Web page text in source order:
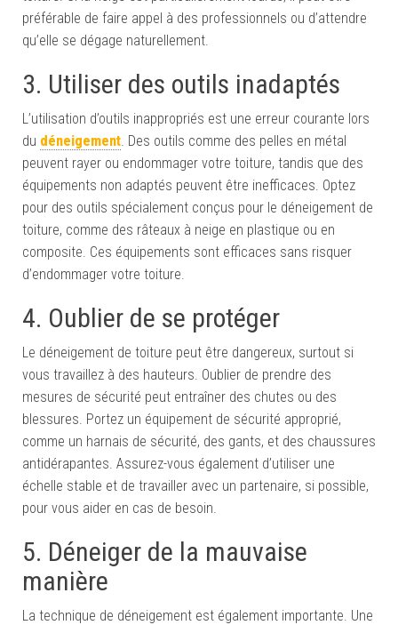
préférable de faire appel à des professionnels ou d’attendre
qu’elle se dégage naturellement.
3. Utiliser des outils inadaptés
L’utilisation d’outils inappropriés est une erreur courante lors
du déneigement. Des outils comme des pelles en métal
peuvent rayer ou endommager votre toiture, tandis que des
équipements non adaptés peuvent être inefficaces. Optez
pour des outils spécialement conçus pour le déneigement de
toiture, comme des râteaux à neige en plastique ou en
composite. Ces équipements sont efficaces sans risquer
d’endommager votre toiture.
4. Oublier de se protéger
Le déneigement de toiture peut être dangereux, surtout si
vous travaillez à des hauteurs. Oublier de prendre des
mesures de sécurité peut entraîner des chutes ou des
blessures. Portez un équipement de sécurité approprié,
comme un harnais de sécurité, des gants, et des chaussures
antidérapantes. Assurez-vous également d’utiliser une
échelle stable et de travailler avec un partenaire, si possible,
pour vous aider en cas de besoin.
5. Déneiger de la mauvaise
manière
La technique de déneigement est également importante. Une